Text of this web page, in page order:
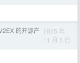
的开源产 2025 年
11 月 5 日